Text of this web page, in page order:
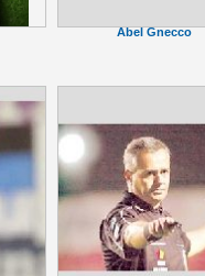
Abel Gnecco